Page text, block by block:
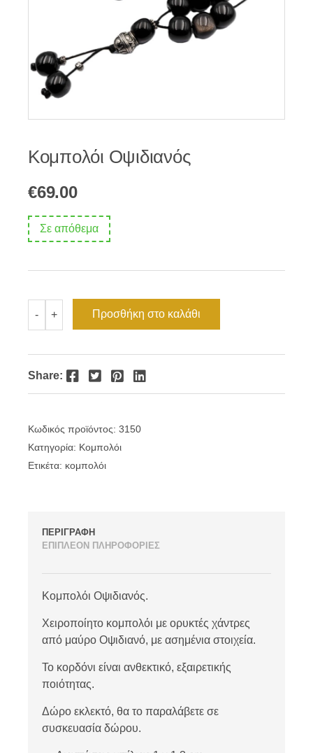
Κομπολόι Οψιδιανός
€69.00
Σε απόθεμα
-
Οψιδιανός
ποσότητα
+ Προσθήκη στο καλάθι
Share: Facebook Twitter Pinterest LinkedIn
Κωδικός προϊόντος: 3150
Κατηγορία: Κομπολόι
Ετικέτα: κομπολόι
ΠΕΡΙΓΡΑΦΗ
ΕΠΙΠΛΕΟΝ ΠΛΗΡΟΦΟΡΙΕΣ
Κομπολόι Οψιδιανός.
Χειροποίητο κομπολόι με ορυκτές χάντρες
από μαύρο Οψιδιανό, με ασημένια στοιχεία.
Το κορδόνι είναι ανθεκτικό, εξαιρετικής
ποιότητας.
Δώρο εκλεκτό, θα το παραλάβετε σε
συσκευασία δώρου.